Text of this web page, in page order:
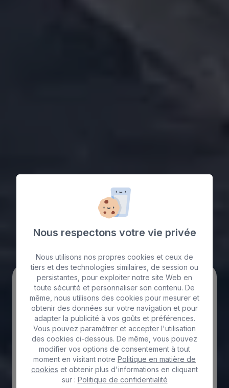
Aller-retour Sens Unique
Trajet
Lanzarote - La Graciosa
Date
Passagers
1 adulte
Nous respectons votre vie privée
Nous utilisons nos propres cookies et ceux de
tiers et des technologies similaires, de session ou
persistantes, pour exploiter notre site Web en
toute sécurité et personnaliser son contenu. De
même, nous utilisons des cookies pour mesurer et
obtenir des données sur votre navigation et pour
adapter la publicité à vos goûts et préférences.
Vous pouvez paramétrer et accepter l'utilisation
des cookies ci-dessous. De même, vous pouvez
modifier vos options de consentement à tout
moment en visitant notre Politique en matière de
cookies et obtenir plus d'informations en cliquant
sur : Politique de confidentialité